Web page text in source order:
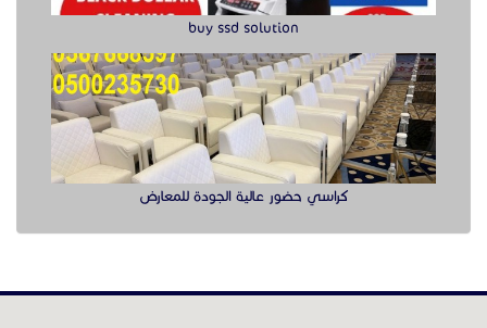
buy ssd solution
كراسي حضور عالية الجودة للمعارض